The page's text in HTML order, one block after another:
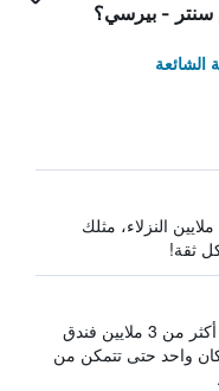
سنتر - بيرسي؟
الشائعة
النزلاء، مثلك
ثقة!
يبحث HotelsCombined في أكثر من 3 ملايين فندق
واحد حتى تتمكن من